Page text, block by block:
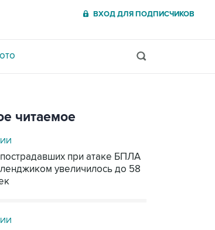
ВХОД ДЛЯ ПОДПИСЧИКОВ
читаемое
при атаке БПЛА
увеличилось до 58